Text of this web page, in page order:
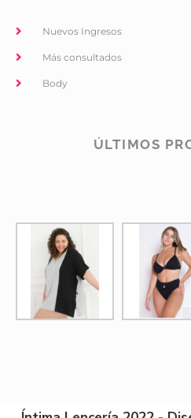
Nuevos Ingresos
Más consultados
Body
ÚLTIMOS